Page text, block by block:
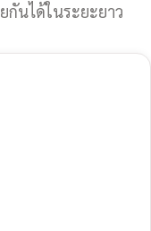
กันได้ในระยะยาว